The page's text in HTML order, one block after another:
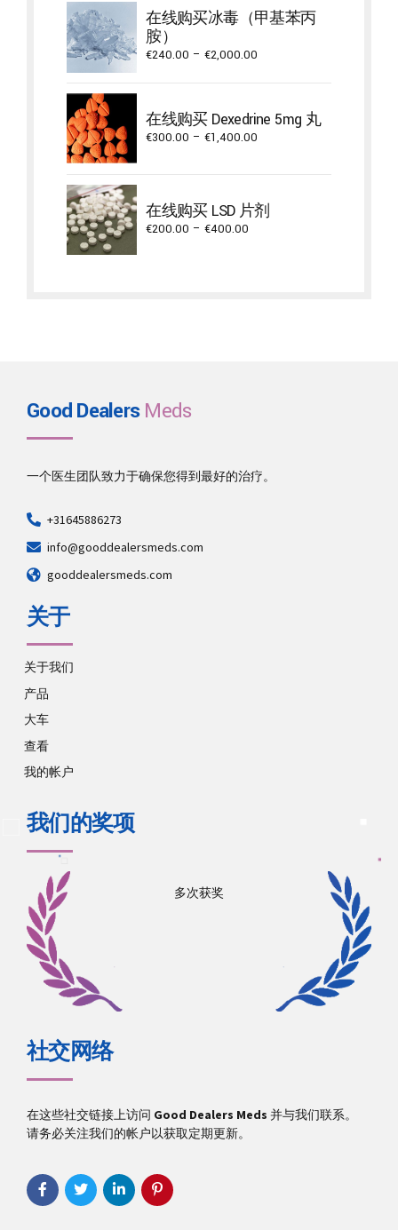
through
€1,300.00
在线购买冰毒（甲基苯丙
胺）
€240.00 – €2,000.00
through
€2,000.00
在线购买 Dexedrine 5mg 丸
€300.00 – €1,400.00
€1,400.00
在线购买 LSD 片剂
€200.00 – €400.00
Good DealersMeds
一个医生团队致力于确保您得到最好的治疗。
+31645886273
info@gooddealersmeds.com
gooddealersmeds.com
关于
关于我们
产品
大车
查看
我的帐户
我们的奖项
多次获奖
社交网络
在这些社交链接上访问 Good Dealers Meds 并与我们联系。
请务必关注我们的帐户以获取定期更新。